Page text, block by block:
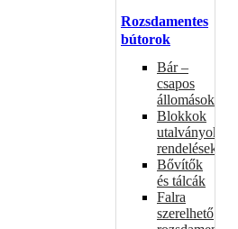
Rozsdamentes
bútorok
Bár –
csapos
állomások
Blokkok
utalványokhoz,
rendelésekhez
Bővítők
és tálcák
Falra
szerelhető